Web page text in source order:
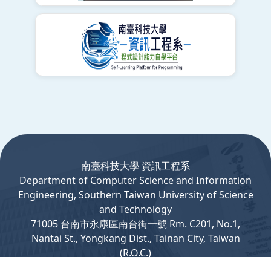
南臺科技大學 資訊工程系
Departmentof ComputerScience and Information
Engineering, Southern Taiwan University of Science
and Technology
71005 台南市永康區南台街一號 Rm. C201, No.1,
Nantai St., Yongkang Dist., Tainan City, Taiwan
(R.O.C.)